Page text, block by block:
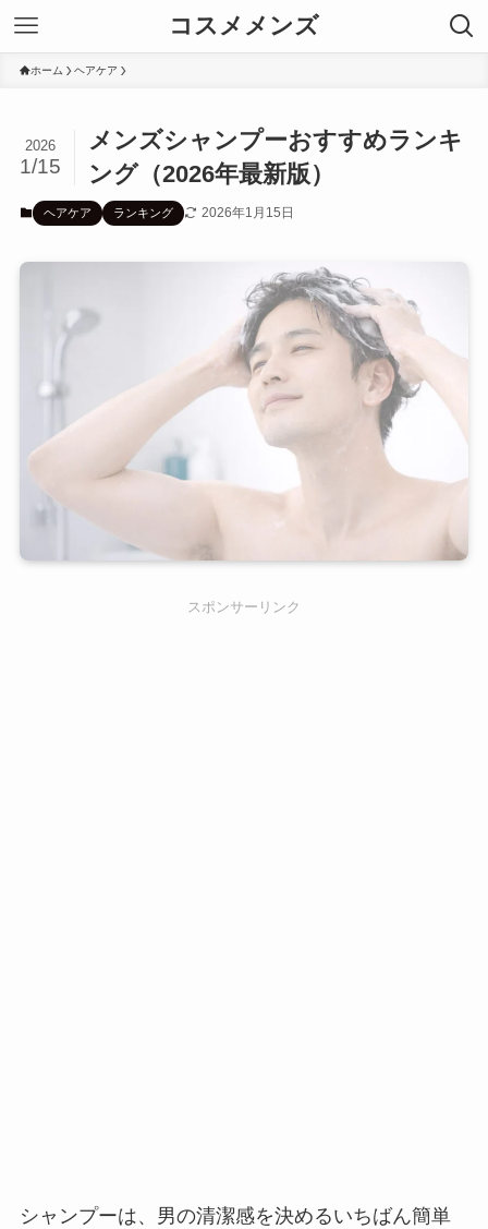
コスメメンズ
ホーム ヘアケア
メンズシャンプーおすすめランキ
ング（2026年最新版）
2026
1/15
ヘアケア ランキング 2026年1月15日
スポンサーリンク
シャンプーは、男の清潔感を決めるいちばん簡単